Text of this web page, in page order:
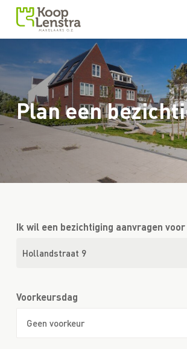
Skip
Plan een
Ik wil een bezichtiging aanvragen voor
Voorkeursdag